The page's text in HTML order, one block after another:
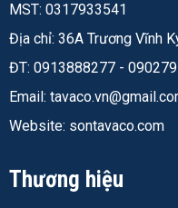
MST: 0317933541
Địa chỉ: 36A Trương Vĩnh
ĐT: 0913888277 -
Email:
Website: sontavaco.com
Thương hiệu